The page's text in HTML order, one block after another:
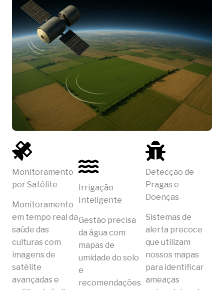
Monitoramento
por Satélite
Monitoramento
em tempo real da
saúde das
culturas com
imagens de
satélite
avançadas e
Irrigação
Inteligente
Gestão precisa
da água com
mapas de
umidade do solo
e
recomendações
Detecção de
Pragas e
Doenças
Sistemas de
alerta precoce
que utilizam
nossos mapas
para identificar
ameaças